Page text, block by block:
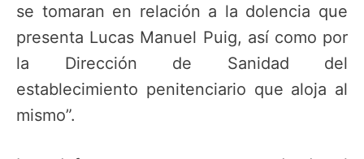
se tomaran en relación a la dolencia que
presenta Lucas Manuel Puig, así como por
la Dirección de Sanidad del
establecimiento penitenciario que aloja al
mismo”.